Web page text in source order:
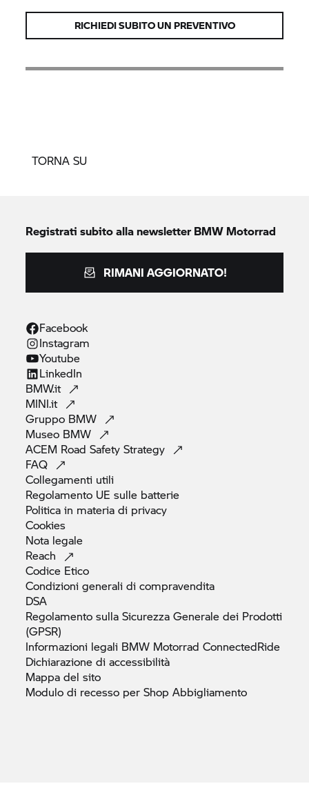
RICHIEDI SUBITO UN PREVENTIVO
TORNA SU
Registrati subito alla newsletterBMW Motorrad
RIMANI AGGIORNATO!
Facebook
Instagram
Youtube
LinkedIn
BMW.it
MINI.it
Gruppo BMW
Museo BMW
ACEM Road SafetyStrategy
FAQ
Collegamenti utili
Regolamento UE sulle batterie
Politica in materia di privacy
Cookies
Nota legale
Reach
Codice Etico
Condizioni generali dicompravendita
DSA
Regolamento sulla Sicurezza Generale dei Prodotti
(GPSR)
Informazioni legali BMW Motorrad ConnectedRide
Dichiarazione diaccessibilità
Mappa delsito
Modulo di recesso per ShopAbbigliamento